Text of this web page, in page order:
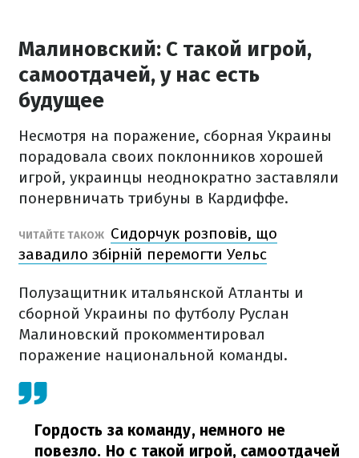
Малиновский: С такой игрой,
самоотдачей, у нас есть
будущее
Несмотря на поражение, сборная Украины
порадовала своих поклонников хорошей
игрой, украинцы неоднократно заставляли
понервничать трибуны в Кардиффе.
ЧИТАЙТЕ ТАКОЖ Сидорчук розповів, що
завадило збірній перемогти Уельс
Полузащитник итальянской Атланты и
сборной Украины по футболу Руслан
Малиновский прокомментировал
поражение национальной команды.
Гордость за команду, немного не
повезло. Но с такой игрой, самоотдачей